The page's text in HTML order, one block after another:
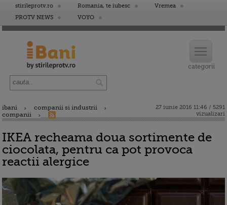
stirileprotv.ro Romania, te iubesc
Vremea
PROTV NEWS
VOYO
ibani
companii si industrii
companii
27 iunie 2016 11:46 / 5291
vizualizari
IKEA recheama doua sortimente de
ciocolata, pentru ca pot provoca
reactii alergice